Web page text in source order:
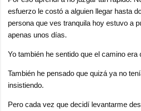
esfuerzo le costó a alguien llegar hasta
persona que ves tranquila hoy estuvo a
apenas unos días.
Yo también he sentido que el camino era
También he pensado que quizá ya no
insistiendo.
Pero cada vez que decidí levantarme